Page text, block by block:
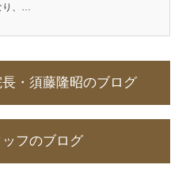
、…
長・須藤隆昭のブログ
フのブログ